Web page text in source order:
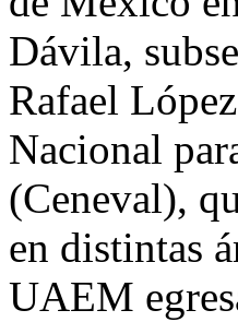
Dávila,
Rafael
Nacional
(Ceneval),
en distintas
UAEM